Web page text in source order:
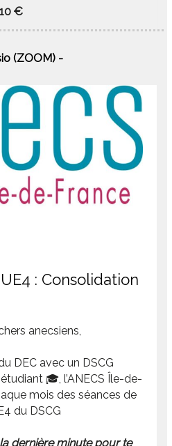
€
(ZOOM) -
: Consolidation
anecsiens,
DEC avec un DSCG
🎓, l’ANECS Île-de-
mois des séances de
du DSCG
dernière minute pour te